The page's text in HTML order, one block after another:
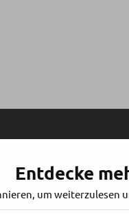
Entdecke
um weiterzulesen